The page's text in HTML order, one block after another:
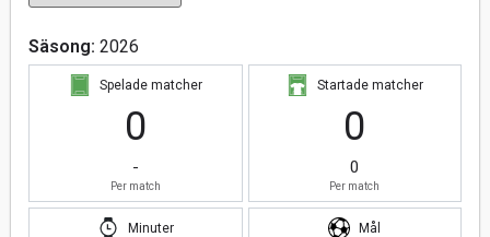
Säsong: 2026
Spelade matcher
0
-
Per match
Startade matcher
0
0
Per match
Minuter Mål